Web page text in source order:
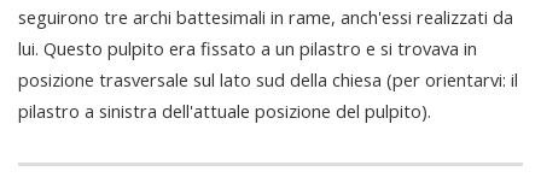
seguirono tre archi battesimali in rame, anch'essi realizzati da
lui. Questo pulpito era fissato a un pilastro e si trovava in
posizione trasversale sul lato sud della chiesa (per orientarvi: il
pilastro a sinistra dell'attuale posizione del pulpito).